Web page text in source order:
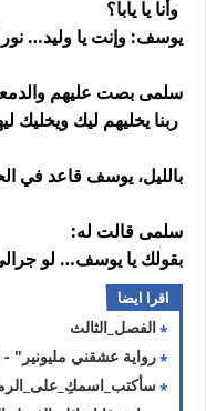
وأنا يا يابا؟
يوسف: وإنت يا وليد… نور
سلمى بصت عليهم
ربنا يخليهم ليك ويخليك
بالليل، يوسف قاعد في
سلمى قالت له:
بقولك يا يوسف… لو
اقرا ايضا
الفصل_الثالث
رواية عشقني مليونير" -
سأكتب_اسمكِ_على_الرمال الحلقه